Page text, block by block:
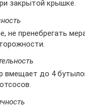
закрытой крышке.
не пренебрегать
вмещает до 4